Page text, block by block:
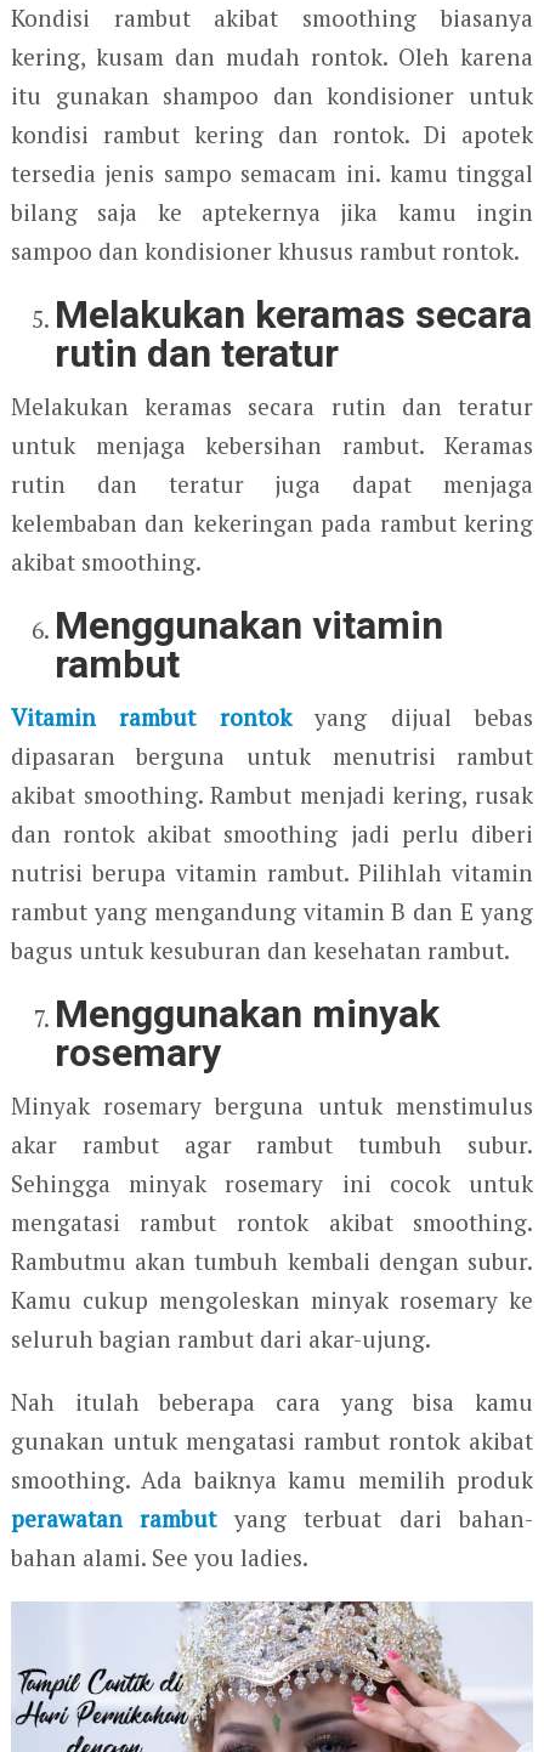
Kondisi rambut akibat smoothing biasanya
kering, kusam dan mudah rontok. Oleh karena
itu gunakan shampoo dan kondisioner untuk
kondisi rambut kering dan rontok. Di apotek
tersedia jenis sampo semacam ini. kamu tinggal
bilang saja ke aptekernya jika kamu ingin
sampoo dan kondisioner khusus rambut rontok.
Melakukan keramas secara
rutin dan teratur
Melakukan keramas secara rutin dan teratur
untuk menjaga kebersihan rambut. Keramas
rutin dan teratur juga dapat menjaga
kelembaban dan kekeringan pada rambut kering
akibat smoothing.
Menggunakan vitamin
rambut
Vitamin rambut rontokyang dijual bebas
dipasaran berguna untuk menutrisi rambut
akibat smoothing. Rambut menjadi kering, rusak
dan rontok akibat smoothing jadi perlu diberi
nutrisi berupa vitamin rambut. Pilihlah vitamin
rambut yang mengandung vitamin B dan E yang
bagus untuk kesuburan dan kesehatan rambut.
Menggunakan minyak
rosemary
Minyak rosemary berguna untuk menstimulus
akar rambut agar rambut tumbuh subur.
Sehingga minyak rosemary ini cocok untuk
mengatasi rambut rontok akibat smoothing.
Rambutmu akan tumbuh kembali dengan subur.
Kamu cukup mengoleskan minyak rosemary ke
seluruh bagian rambut dari akar-ujung.
Nah itulah beberapa cara yang bisa kamu
gunakan untuk mengatasi rambut rontok akibat
smoothing. Ada baiknya kamu memilih produk
perawatan rambutyang terbuat dari bahan-
bahan alami. See you ladies.